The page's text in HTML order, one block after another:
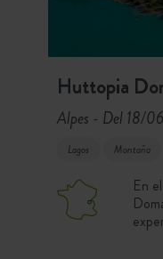
Huttopia
Alpes - Del 18/
Lagos Montaña
En